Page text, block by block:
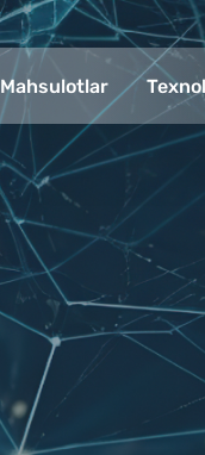
Mahsulotlar